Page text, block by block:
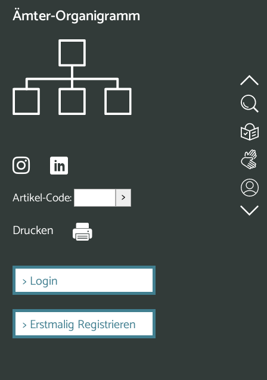
Ämter-Organigramm
Artikel-Code: >
Drucken
> Login
> Erstmalig Registrieren